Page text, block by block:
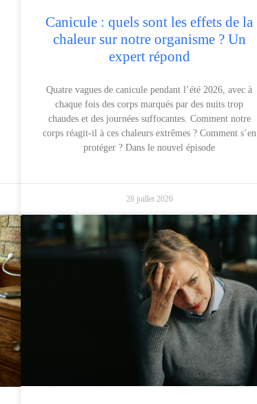
Canicule : quels sont les effets de la
chaleur sur notre organisme ? Un
expert répond
Quatre vagues de canicule pendant l’été 2026, avec à
chaque fois des corps marqués par des nuits trop
chaudes et des journées suffocantes. Comment notre
corps réagit-il à ces chaleurs extrêmes ? Comment s’en
protéger ? Dans le nouvel épisode
28 juillet 2026